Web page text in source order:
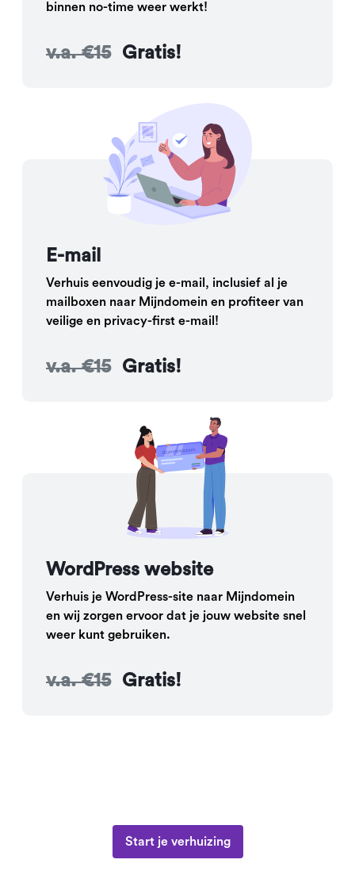
binnen no-time weer werkt!
v.a. €15 Gratis!
E-mail
Verhuis eenvoudig je e-mail, inclusief al je
mailboxen naar Mijndomein en profiteer van
veilige en privacy-first e-mail!
v.a. €15 Gratis!
WordPress website
Verhuis je WordPress-site naar Mijndomein
en wij zorgen ervoor dat je jouw website snel
weer kunt gebruiken.
v.a. €15 Gratis!
Start je verhuizing